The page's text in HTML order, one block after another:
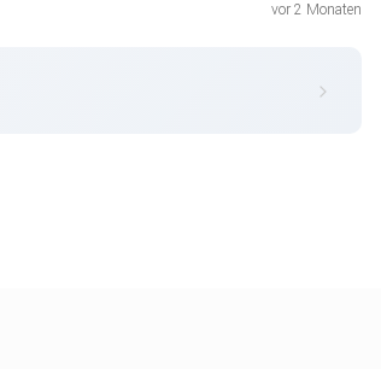
vor 2 Monaten